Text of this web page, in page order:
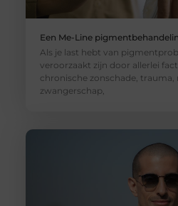
Een Me-Line
Als je last hebt van
veroorzaakt zijn door allerlei
chronische zonschade, trauma,
zwangerschap,